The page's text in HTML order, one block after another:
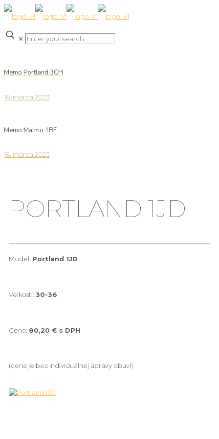
✕
Memo Portland 3CH
16. marca 2023
Memo Malmo 1BF
16. marca 2023
PORTLAND 1JD
Model: Portland 1JD
Veľkosti: 30-36
Cena: 80,20 € s DPH
(cena je bez individuálnej úpravy obuvi)